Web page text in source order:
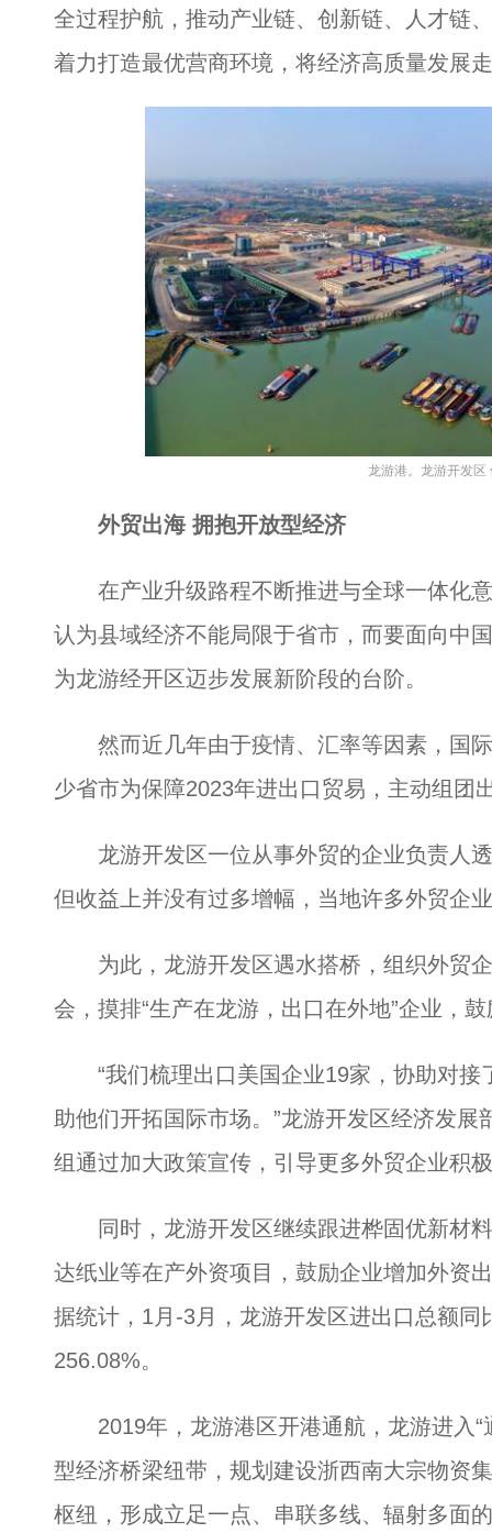
全过程护航，推动产业链、创新链、人才链
着力打造最优营商环境，将经济高质量发展
龙游港。龙游开发区
外贸出海 拥抱开放型经济
在产业升级路程不断推进与全球一体化意
认为县域经济不能局限于省市，而要面向中
为龙游经开区迈步发展新阶段的台阶。
然而近几年由于疫情、汇率等因素，国际
少省市为保障2023年进出口贸易，主动组团
龙游开发区一位从事外贸的企业负责人透
但收益上并没有过多增幅，当地许多外贸企
为此，龙游开发区遇水搭桥，组织外贸企
会，摸排“生产在龙游，出口在外地”企业，
“我们梳理出口美国企业19家，协助对接
助他们开拓国际市场。”龙游开发区经济发
组通过加大政策宣传，引导更多外贸企业积
同时，龙游开发区继续跟进桦固优新材料
达纸业等在产外资项目，鼓励企业增加外资
据统计，1月-3月，龙游开发区进出口总额
256.08%。
2019年，龙游港区开港通航，龙游进入“
型经济桥梁纽带，规划建设浙西南大宗物资
枢纽，形成立足一点、串联多线、辐射多面